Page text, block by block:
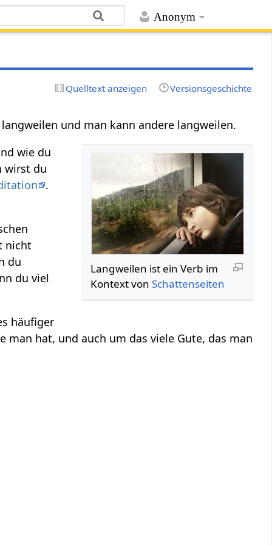
Anonym
Quelltext anzeigen Versionsgeschichte
und man kann andere langweilen.
Langweilen‏‎ ist ein Verb im
Kontext von Schattenseiten
wie du
wirst du
.
nicht
du
du viel
häufiger
man hat, und auch um das viele Gute, das man